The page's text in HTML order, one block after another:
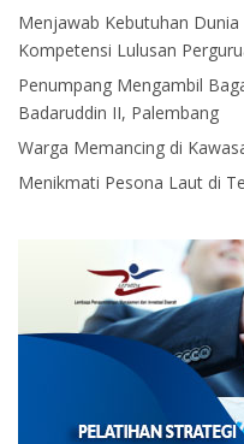
Menjawab Kebutuhan
Kompetensi Lulusan
Penumpang Mengambil
Badaruddin II, Palembang
Warga Memancing di
Menikmati Pesona Laut di